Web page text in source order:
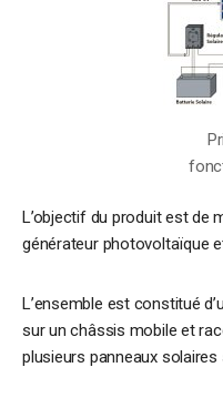
L’objectif du produit est de
générateur photovoltaïque
L’ensemble est constitué
sur un châssis mobile et
plusieurs panneaux